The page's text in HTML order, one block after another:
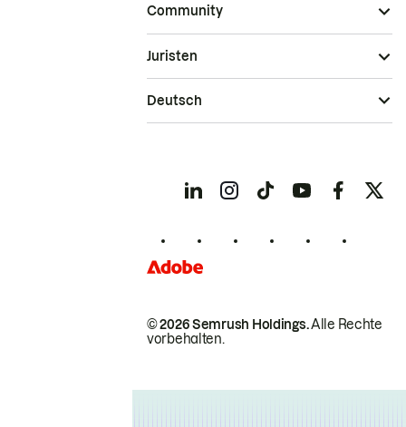
Community
© 2026 Semrush Holdings.Alle Rechte
vorbehalten.
Juristen
Deutsch